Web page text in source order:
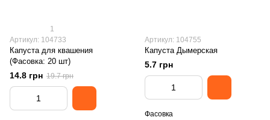
1
Артикул: 104733
Капуста для квашения
(Фасовка: 20 шт)
14.8 грн 19.7 грн
Артикул: 104755
Капуста Дымерская
5.7 грн
Фасовка